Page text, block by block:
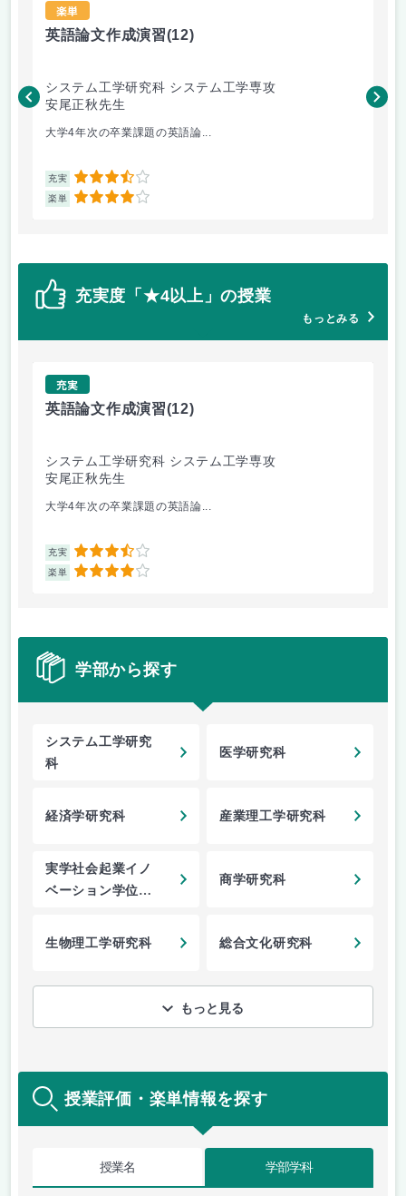
楽単
英語論文作成演習(12)
システム工学研究科 システム工学専攻
安尾正秋先生
大学4年次の卒業課題の英語論...
充実 3.5
楽単 4
根
充実度「★4以上」の授業
もっとみる
充実
英語論文作成演習(12)
システム工学研究科 システム工学専攻
安尾正秋先生
大学4年次の卒業課題の英語論...
充実 3.5
楽単 4
学部から探す
システム工学研究
科
医学研究科
経済学研究科 産業理工学研究科
実学社会起業イノ
ベーション学位プ
商学研究科
生物理工学研究科 総合文化研究科
もっと見る
授業評価・楽単情報を探す
授業名 学部学科